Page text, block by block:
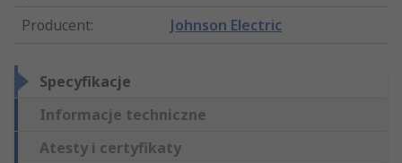
Producent: Johnson Electric
Specyfikacje
Informacje techniczne
Atesty i certyfikaty